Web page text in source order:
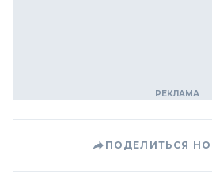
ПОДЕЛИТЬСЯ